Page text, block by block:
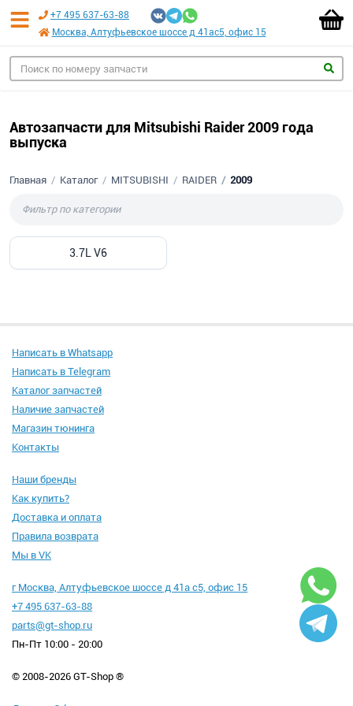
+7 495 637-63-88
Москва, Алтуфьевское шоссе д 41ас5, офис 15
Автозапчасти для Mitsubishi Raider 2009 года
выпуска
Главная Каталог MITSUBISHI RAIDER 2009
3.7L V6
Написать в Whatsapp
Написать в Telegram
Каталог запчастей
Наличие запчастей
Магазин тюнинга
Контакты
Наши бренды
Как купить?
Доставка и оплата
Правила возврата
Мы в VK
г Москва, Алтуфьевское шоссе д 41а с5, офис 15
+7 495 637-63-88
parts@gt-shop.ru
Пн-Пт 10:00 - 20:00
© 2008-2026 GT-Shop ®